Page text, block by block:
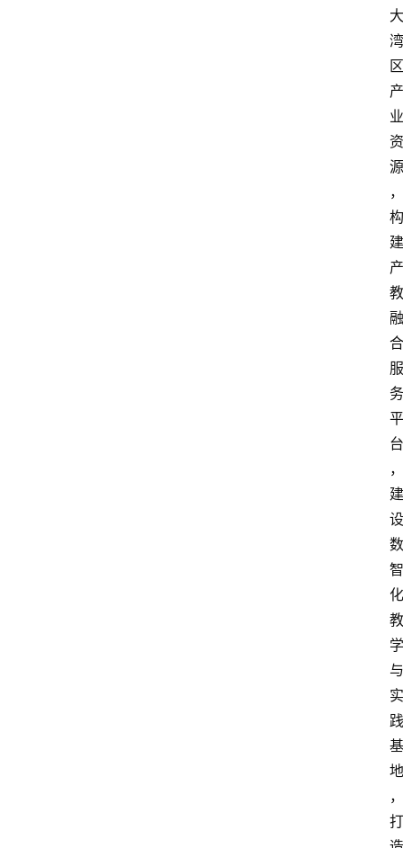
大
湾
区
产
业
资
源
，
构
建
产
教
融
合
服
务
平
台
，
建
设
数
智
化
教
学
与
实
践
基
地
，
打